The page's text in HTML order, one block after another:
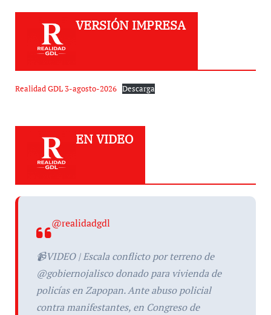
VERSIÓN IMPRESA
Realidad GDL 3-agosto-2026 Descarga
EN VIDEO
@realidadgdl
📹VIDEO | Escala conflicto por terreno de
@gobiernojalisco donado para vivienda de
policías en Zapopan. Ante abuso policial
contra manifestantes, en Congreso de